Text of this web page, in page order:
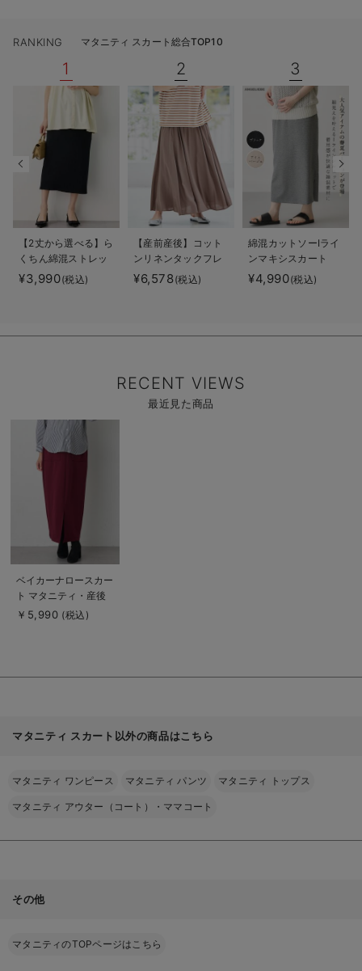
RANKING マタニティ スカート総合TOP10
1
【2丈から選べる】ら
くちん綿混ストレッ
チリブナロースカー
ト マタニティ・産
¥3,990(税込)
2
【産前産後】コット
ンリネンタックフレ
アスカート【出産後
も長く使える】
¥6,578(税込)
3
綿混カットソーIライ
ンマキシスカート
マタニティ・産後
【出産後も長く着ら
¥4,990(税込)
RECENT VIEWS
最近見た商品
商
品
詳
を
ベイカーナロースカー
ト マタニティ・産後
【出産後も長く使え
￥5,990 (税込)
マタニティ スカート以外の商品はこちら
マタニティ ワンピース マタニティ パンツ マタニティ トップス
マタニティ アウター（コート）・ママコート
その他
マタニティのTOPページはこちら